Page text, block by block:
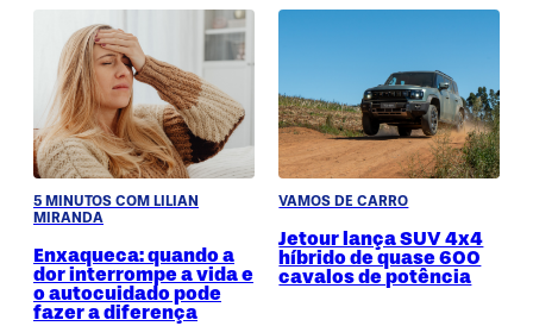
5 MINUTOS COM LILIAN
MIRANDA
Enxaqueca: quando a
dor interrompe a vida e
o autocuidado pode
fazer a diferença
VAMOS DE CARRO
Jetour lança SUV 4x4
híbrido de quase 600
cavalos de potência